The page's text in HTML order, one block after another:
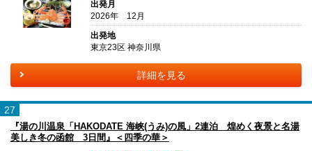
出発月
2026年 12月
出発地
東京23区 神奈川県
詳細を見る
27
『湯の川温泉「HAKODATE 海峡(うみ)の風」2連泊 煌めく夜景と名湯
美しき冬の函館 3日間』＜四季の華＞